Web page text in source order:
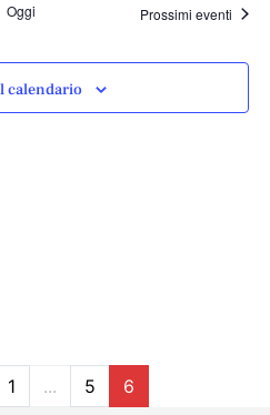
Oggi Prossimi eventi
calendario
1 ... 5 6